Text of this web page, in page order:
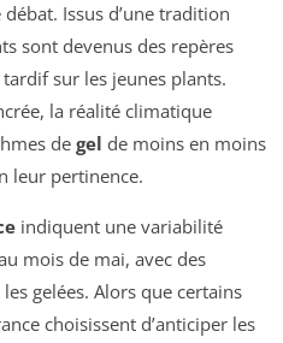
Issus d’une tradition
sont devenus des repères
tardif sur les jeunes plants.
la réalité climatique
de gel de moins en moins
leur pertinence.
indiquent une variabilité
mois de mai, avec des
gelées. Alors que certains
choisissent d’anticiper les